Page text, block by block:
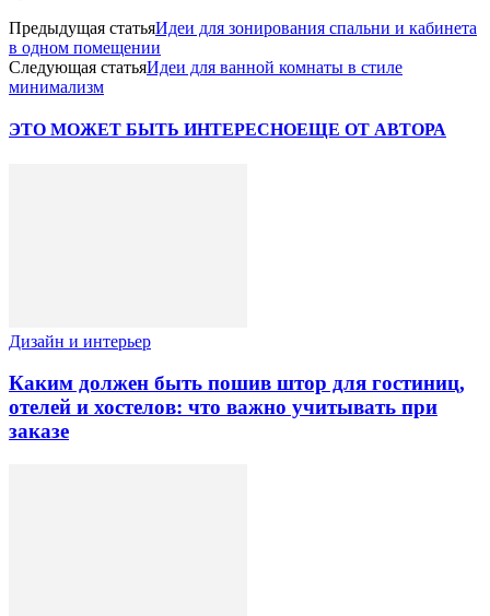
Предыдущая статьяИдеи для зонирования спальни и кабинета
в одном помещении
Следующая статьяИдеи для ванной комнаты в стиле
минимализм
ЭТО МОЖЕТ БЫТЬ ИНТЕРЕСНОЕЩЕ ОТ АВТОРА
Дизайн и интерьер
Каким должен быть пошив штор для гостиниц,
отелей и хостелов: что важно учитывать при
заказе